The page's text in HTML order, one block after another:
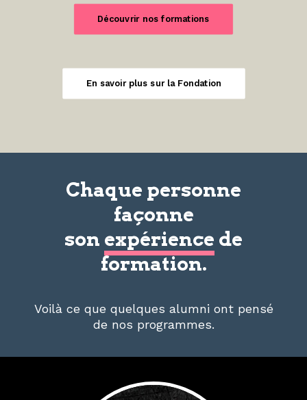
Découvrir nos formations
En savoir plus sur la Fondation
Chaque personne
façonne
son expérience de
formation.
Voilà ce que quelques alumni ont pensé
de nos programmes.